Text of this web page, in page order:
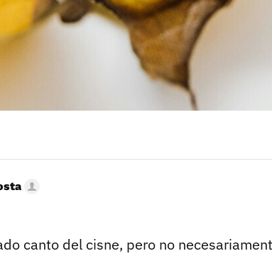
canto del cisne, pero no